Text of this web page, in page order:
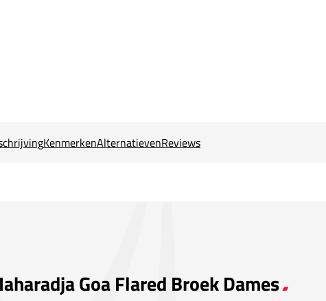
KenmerkenAlternatievenReviews
Goa Flared Broek Dames